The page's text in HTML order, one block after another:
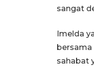
sangat
Imelda
bersama
sahabat